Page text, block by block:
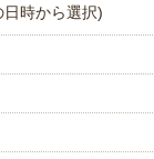
時から選択)